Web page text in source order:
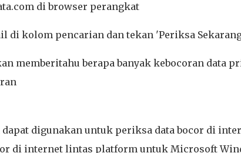
di browser perangkat
di kolom pencarian dan tekan 'Periksa
memberitahu berapa banyak kebocoran data
dapat digunakan untuk periksa data bocor di
di internet lintas platform untuk Microsoft